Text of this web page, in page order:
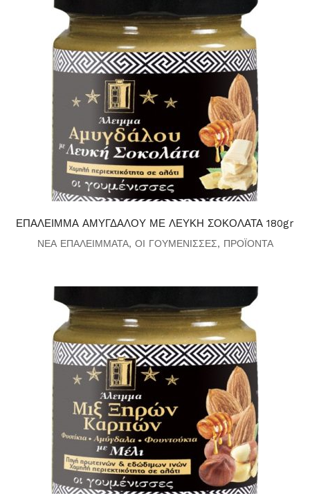
ΕΠΑΛΕΙΜΜΑ ΑΜΥΓΔΑΛΟΥ ΜΕ ΛΕΥΚΗ ΣΟΚΟΛΑΤΑ 180gr
ΝΕΑ ΕΠΑΛΕΙΜΜΑΤΑ, ΟΙ ΓΟΥΜΕΝΙΣΣΕΣ, ΠΡΟΪΟΝΤΑ